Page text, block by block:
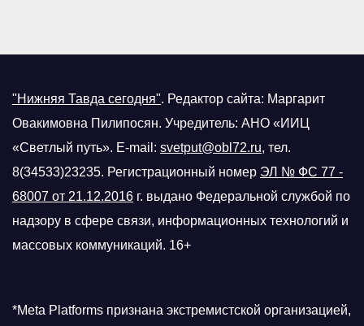
"Нижняя Тавда сегодня". Редактор сайта: Маргарит
Овакимовна Пилипосян. Учредитель: АНО «ИИЦ
«Светлый путь». E-mail: svetput@obl72.ru, тел.
8(34533)23235. Регистрационный номер ЭЛ № ФС 77 -
68007 от 21.12.2016 г. выдано Федеральной службой по
надзору в сфере связи, информационных технологий и
массовых коммуникаций. 16+
*Meta Platforms признана экстремистской организацией,